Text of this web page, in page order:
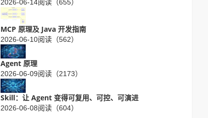
2026-06-14阅读（655）
MCP 原理及 Java 开发指南
2026-06-10阅读（562）
Agent 原理
2026-06-09阅读（2173）
Skill：让 Agent 变得可复用、可控、可演进
2026-06-08阅读（604）